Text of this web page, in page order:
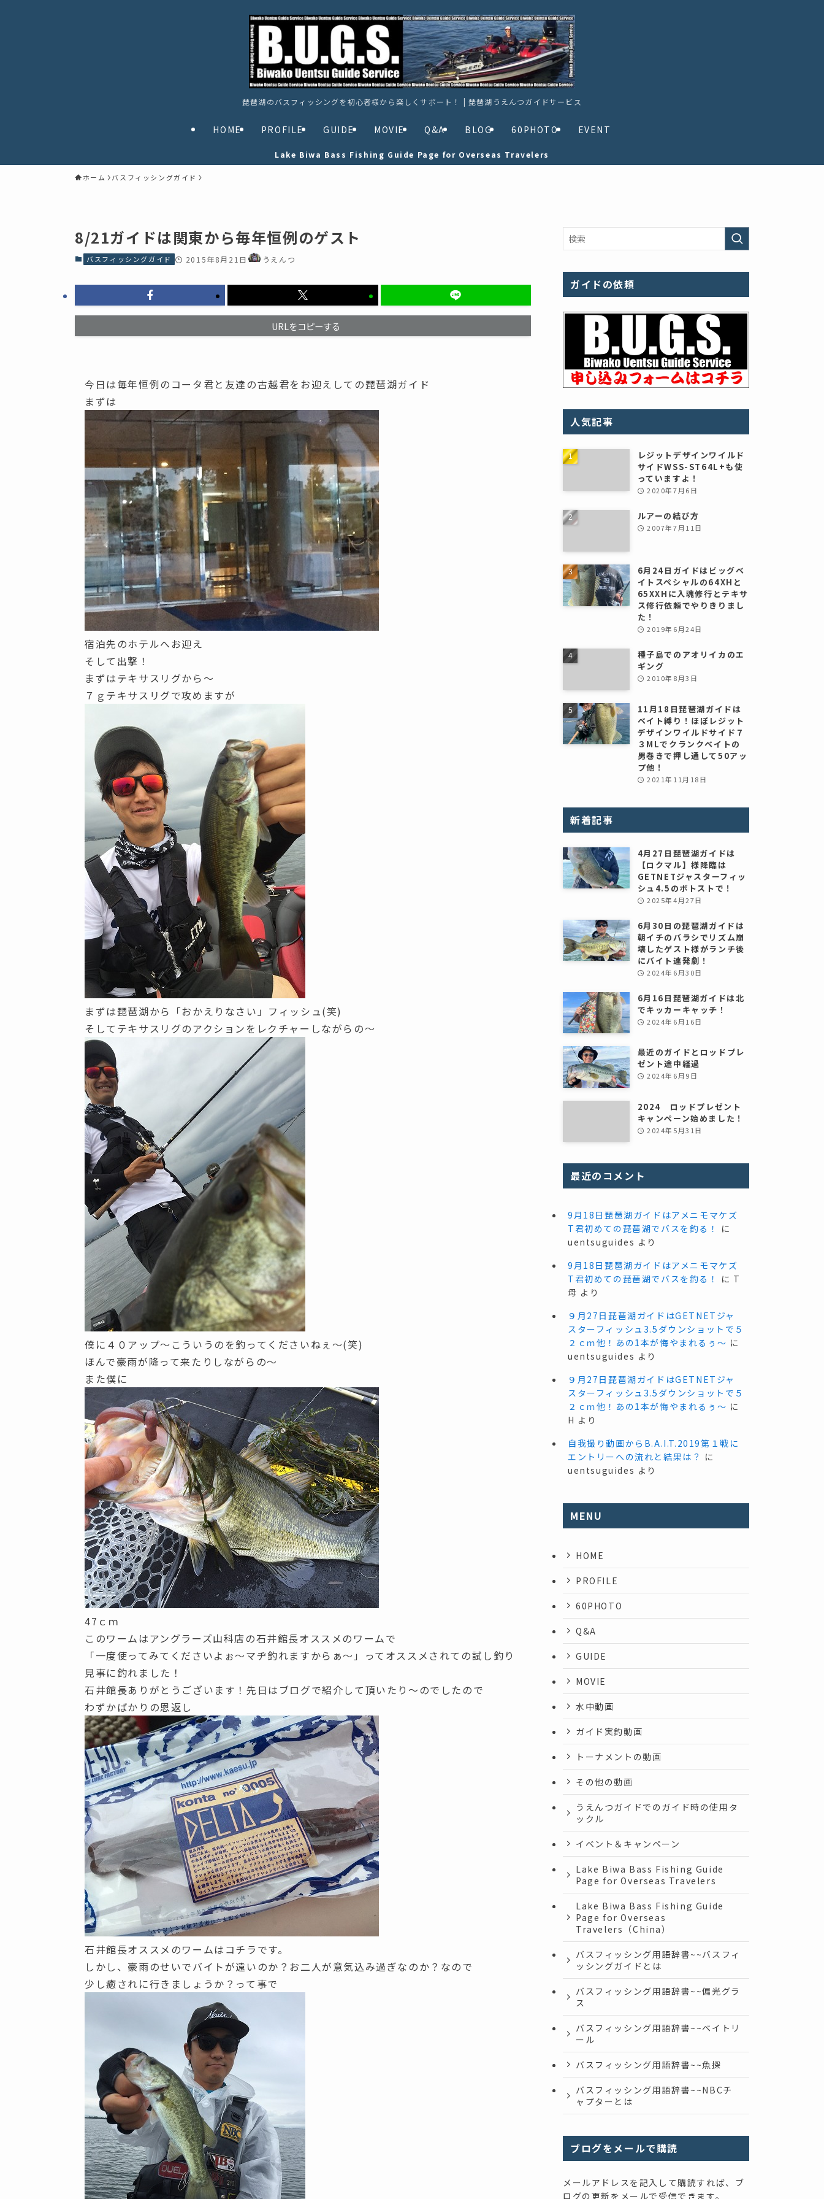
琵琶湖のバスフィッシングを初心者様から楽しくサポート！ | 琵琶湖うえんつガイドサービス
HOME PROFILE GUIDE MOVIE Q&A BLOG 60PHOTO EVENT
Lake Biwa Bass Fishing Guide Page for Overseas Travelers
ホーム バスフィッシングガイド
8/21ガイドは関東から毎年恒例のゲスト
バスフィッシングガイド 2015年8月21日 うえんつ
URLをコピーする
今日は毎年恒例のコータ君と友達の古越君をお迎えしての琵琶湖ガイド
まずは
宿泊先のホテルへお迎え
そして出撃！
まずはテキサスリグから～
７ｇテキサスリグで攻めますが
まずは琵琶湖から「おかえりなさい」フィッシュ(笑)
そしてテキサスリグのアクションをレクチャーしながらの～
僕に４０アップ～こういうのを釣ってくださいねぇ～(笑)
ほんで豪雨が降って来たりしながらの～
また僕に
47ｃｍ
このワームはアングラーズ山科店の石井館長オススメのワームで
「一度使ってみてくださいよぉ～マヂ釣れますからぁ～」ってオススメされての試し釣り
見事に釣れました！
石井館長ありがとうございます！先日はブログで紹介して頂いたり～のでしたので
わずかばかりの恩返し
石井館長オススメのワームはコチラです。
しかし、豪雨のせいでバイトが遠いのか？お二人が意気込み過ぎなのか？なので
少し癒されに行きましょうか？って事で
ガイドの依頼
人気記事
レジットデザインワイルド
サイドWSS-ST64L+も使
っていますよ！
2020年7月6日
ルアーの結び方
2007年7月11日
6月24日ガイドはビッグベ
イトスペシャルの64XHと
65XXHに入魂修行とテキサ
ス修行依頼でやりきりまし
た！
2019年6月24日
種子島でのアオリイカのエ
ギング
2010年8月3日
11月18日琵琶湖ガイドは
ベイト縛り！ほぼレジット
デザインワイルドサイド７
３MLでクランクベイトの
男巻きで押し通して50アッ
プ他！
2021年11月18日
新着記事
4月27日琵琶湖ガイドは
【ロクマル】様降臨は
GETNETジャスターフィッ
シュ4.5のボトストで！
2025年4月27日
6月30日の琵琶湖ガイドは
朝イチのバラシでリズム崩
壊したゲスト様がランチ後
にバイト連発劇！
2024年6月30日
6月16日琵琶湖ガイドは北
でキッカーキャッチ！
2024年6月16日
最近のガイドとロッドプレ
ゼント途中経過
2024年6月9日
2024 ロッドプレゼント
キャンペーン始めました！
2024年5月31日
最近のコメント
9月18日琵琶湖ガイドはアメニモマケズ
T君初めての琵琶湖でバスを釣る！
に
uentsuguides より
9月18日琵琶湖ガイドはアメニモマケズ
T君初めての琵琶湖でバスを釣る！
に T
母 より
９月27日琵琶湖ガイドはGETNETジャ
スターフィッシュ3.5ダウンショットで５
２ｃｍ他！あの1本が悔やまれるぅ～ に
uentsuguides より
９月27日琵琶湖ガイドはGETNETジャ
スターフィッシュ3.5ダウンショットで５
２ｃｍ他！あの1本が悔やまれるぅ～ に
H より
自我撮り動画からB.A.I.T.2019第１戦に
エントリーへの流れと結果は？ に
uentsuguides より
MENU
HOME
PROFILE
60PHOTO
Q&A
GUIDE
MOVIE
水中動画
ガイド実釣動画
トーナメントの動画
その他の動画
うえんつガイドでのガイド時の使用タ
ックル
イベント＆キャンペーン
Lake Biwa Bass Fishing Guide
Page for Overseas Travelers
Lake Biwa Bass Fishing Guide
Page for Overseas
Travelers（China）
バスフィッシング用語辞書~~バスフィ
ッシングガイドとは
バスフィッシング用語辞書~~偏光グラ
ス
バスフィッシング用語辞書~~ベイトリ
ール
バスフィッシング用語辞書~~魚探
バスフィッシング用語辞書~~NBCチ
ャプターとは
ブログをメールで購読
メールアドレスを記入して購読すれば、ブ
ログの更新をメールで受信できます。